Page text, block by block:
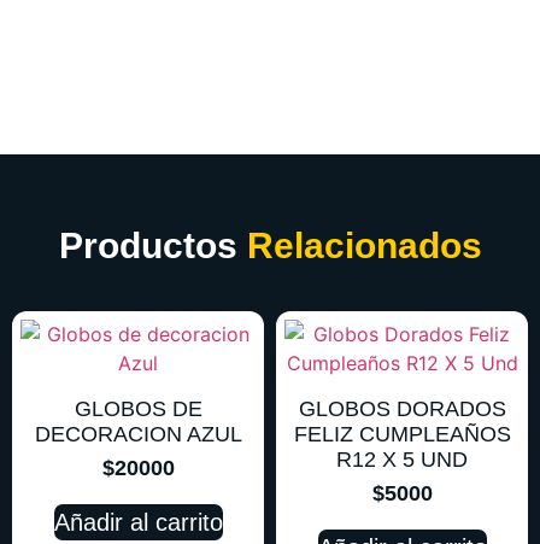
Productos Relacionados
GLOBOS DE
DECORACION AZUL
$20000
Añadir al carrito
GLOBOS DORADOS
FELIZ CUMPLEAÑOS
R12 X 5 UND
$5000